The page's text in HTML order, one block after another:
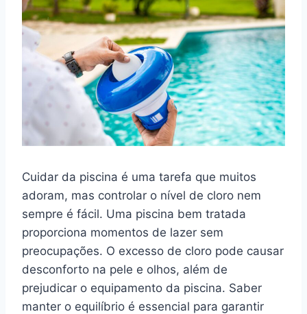
Cuidar da piscina é uma tarefa que muitos
adoram, mas controlar o nível de cloro nem
sempre é fácil. Uma piscina bem tratada
proporciona momentos de lazer sem
preocupações. O excesso de cloro pode causar
desconforto na pele e olhos, além de
prejudicar o equipamento da piscina. Saber
manter o equilíbrio é essencial para garantir